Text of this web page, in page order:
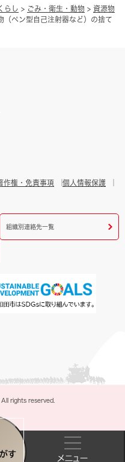
らし > ごみ・衛生・動物 > 資源物
（ペン型自己注射器など）の捨て
作権・免責事項
個人情報保護
組織別連絡先一覧
rights reserved.